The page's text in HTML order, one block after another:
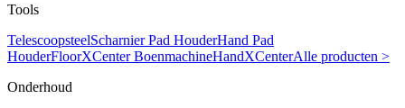
Tools
TelescoopsteelScharnier Pad HouderHand Pad
HouderFloorXCenter BoenmachineHandXCenterAlle producten >
Onderhoud